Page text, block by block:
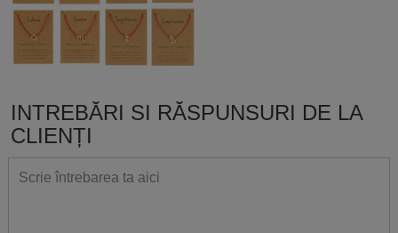
INTREBĂRI SI RĂSPUNSURI DE LA
CLIENȚI